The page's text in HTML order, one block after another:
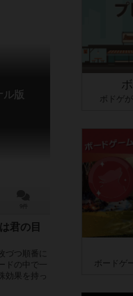
ル版
君の目
づつ順番に
ドの中で一
効果を持っ
ボドゲ
ボードゲ